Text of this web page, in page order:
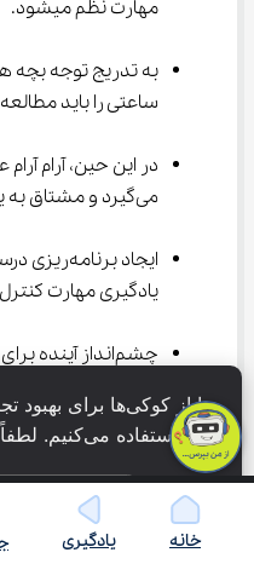
مهارت نظم میشود.
ساعتی را باید
می‌گیرد و مشتاق به یادگیری می‌شوند.
ایجاد
یادگیری مهارت
در حین اجرا
یادگیری می‌رسند.
خانه یادگیری
ما از کوکی‌ها برای
استفاده می‌کنیم. لطفاً رضایت خود را اعلام کنید.
فقط ضروری